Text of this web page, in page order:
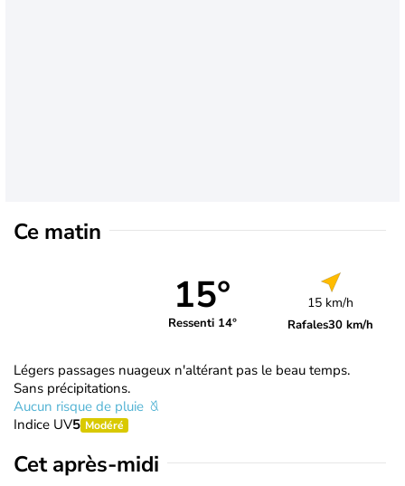
Ce matin
15°
Ressenti 14°
15 km/h
Rafales30 km/h
Légers passages nuageux n'altérant pas le beau temps.
Sans précipitations.
Aucun risque de pluie
Indice UV5 Modéré
Cet après-midi